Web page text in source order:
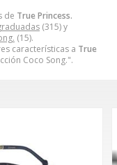
de True Princess.
(315) y
(15).
características a True
Coco Song.".